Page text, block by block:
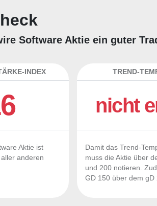
Software Aktie ein guter
INDEX
Aktie ist
anderen
TREND-
nicht
Damit das Trend-
muss die Aktie über
und 200 notieren.
GD 150 über dem gD